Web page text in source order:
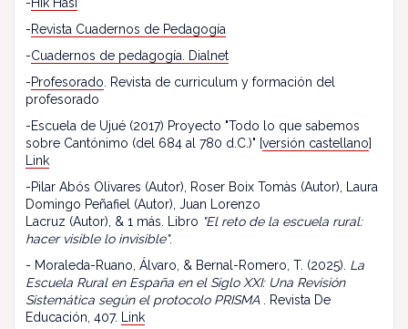
-Revista Cuadernos de Pedagogía
-Cuadernos de pedagogía. Dialnet
-Profesorado . Revista de curriculum y formación del
profesorado
-Escuela de Ujué (2017) Proyecto "Todo lo que sabemos
sobre Cantónimo (del 684 al 780 d.C.)" [versión castellano]
Link
-Pilar Abós Olivares (Autor), Roser Boix Tomàs (Autor), Laura
Domingo Peñafiel (Autor), Juan Lorenzo
Lacruz (Autor), & 1 más. Libro "El reto de la escuela rural:
hacer visible lo invisible".
- Moraleda-Ruano, Álvaro, & Bernal-Romero, T. (2025). La
Escuela Rural en España en el Siglo XXI: Una Revisión
Sistemática según el protocolo PRISMA . Revista De
Educación, 407.
Link